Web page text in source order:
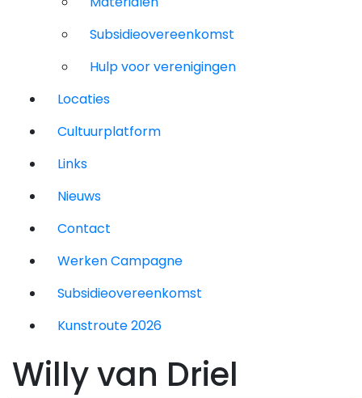
Subsidieovereenkomst
Hulp voor verenigingen
Locaties
Cultuurplatform
Links
Nieuws
Contact
Werken Campagne
Subsidieovereenkomst
Kunstroute 2026
Willy van Driel